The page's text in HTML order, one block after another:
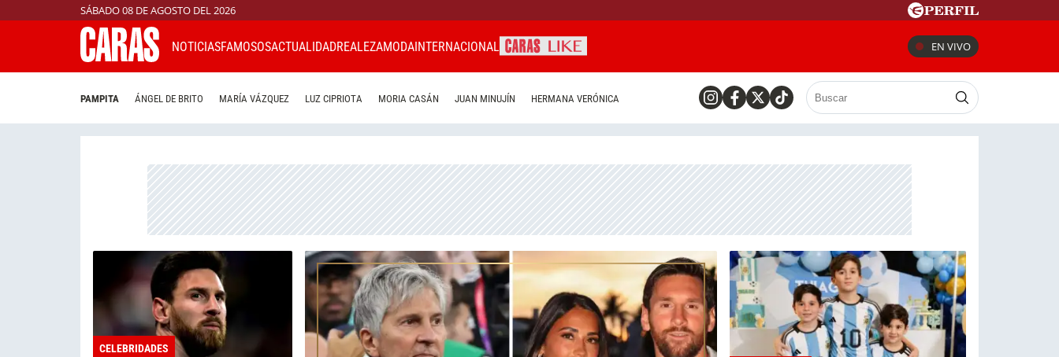
SÁBADO 08 DE AGOSTO DEL 2026
NOTICIASFAMOSOSACTUALIDADREALEZAMODAINTERNACIONAL EN VIVO
PAMPITA ÁNGEL DE BRITO MARÍA VÁZQUEZ LUZ CIPRIOTA MORIA CASÁN JUAN MINUJÍN HERMANA VERÓNICA
CELEBRIDADES